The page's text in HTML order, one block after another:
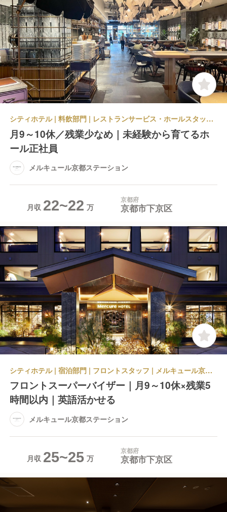
シティホテル | 料飲部門 | レストランサービス・ホールスタッフ | メルキュール京都ステーション
月9～10休／残業少なめ｜未経験から育てるホ
ール正社員
メルキュール京都ステーション
月収 22~22 京都府
京都市下京区
シティホテル | 宿泊部門 | フロントスタッフ | メルキュール京都ステーション
フロントスーパーバイザー｜月9～10休×残業5
時間以内｜英語活かせる
メルキュール京都ステーション
月収 25~25 京都府
京都市下京区